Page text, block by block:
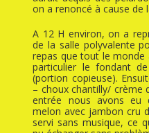
on a renoncé à cause de
A 12 H environ, on a
de la salle polyvalente
repas que tout le monde
particulier le fondant
(portion copieuse).
– choux chantilly/ crème
entrée nous avons
melon avec jambon cru
servi sans musique, ce